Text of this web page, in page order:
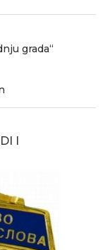
grada“
I